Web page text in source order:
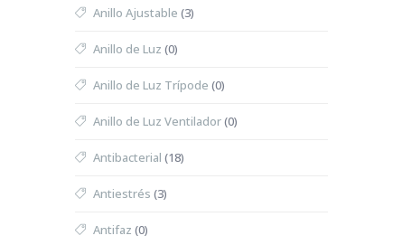
Anillo Ajustable (3)
Anillo de Luz (0)
Anillo de Luz Trípode (0)
Anillo de Luz Ventilador(0)
Antibacterial (18)
Antiestrés (3)
Antifaz (0)